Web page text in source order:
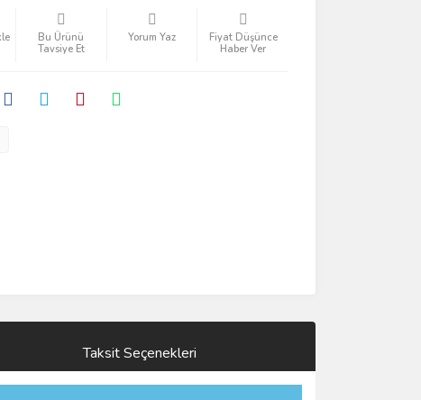
Bu Ürünü
Tavsiye Et
Yorum Yaz
Fiyat Düşünce
Haber Ver
Taksit Seçenekleri